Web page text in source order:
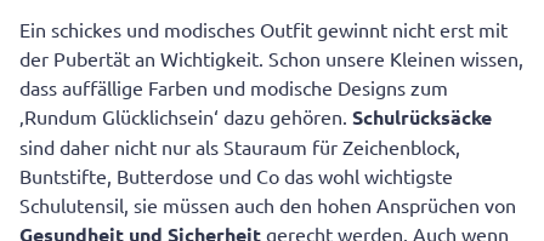
Ein schickes und modisches Outfit gewinnt nicht erst mit
der Pubertät an Wichtigkeit. Schon unsere Kleinen wissen,
dass auffällige Farben und modische Designs zum
‚Rundum Glücklichsein‘ dazu gehören. Schulrücksäcke
sind daher nicht nur als Stauraum für Zeichenblock,
Buntstifte, Butterdose und Co das wohl wichtigste
Schulutensil, sie müssen auch den hohen Ansprüchen von
Gesundheit und Sicherheit gerecht werden. Auch wenn